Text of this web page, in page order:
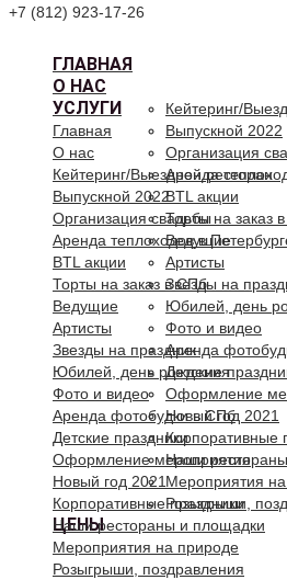
+7 (812) 923-17-26
ГЛАВНАЯ
О НАС
УСЛУГИ
Кейтеринг/
Выпускной 2022
Организация
Аренда
BTL акции
Торты на заказ
Ведущие
Артисты
Звезды на
Юбилей, день
Фото и видео
Аренда
Детские
Оформление
Новый год 2021
Корпоративные
Наши
Мероприятия
Розыгрыши,
ЦЕНЫ
Главная
О нас
Кейтеринг/Выездной ресторан
Выпускной 2022
Организация свадьбы
Аренда теплоходов в
BTL акции
Торты на заказ в СПб
Ведущие
Артисты
Звезды на праздник
Юбилей, день рождения
Фото и видео
Аренда фотобудки в СПб
Детские праздники
Оформление мероприятия
Новый год 2021
Корпоративные праздники
Наши рестораны и площадки
Мероприятия на природе
Розыгрыши, поздравления